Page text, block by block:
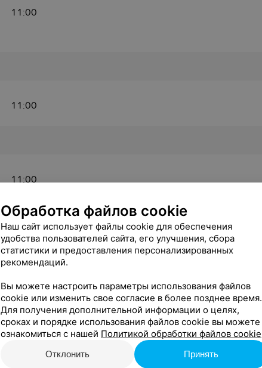
11:00
11:00
11:00
11:00
11:00
Обработка файлов cookie
Наш сайт использует файлы cookie для обеспечения
удобства пользователей сайта, его улучшения, сбора
статистики и предоставления персонализированных
рекомендаций.
Вы можете настроить параметры использования файлов
cookie или изменить свое согласие в более позднее время.
Для получения дополнительной информации о целях,
сроках и порядке использования файлов cookie вы можете
ознакомиться с нашей Политикой обработки файлов cookie
Отклонить Принять